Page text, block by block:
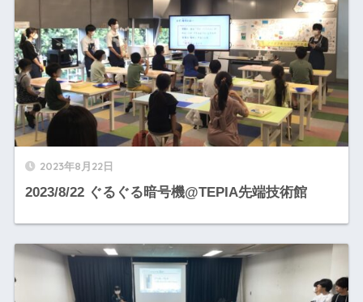
2023年8月22日
2023/8/22 ぐるぐる暗号機@TEPIA先端技術館